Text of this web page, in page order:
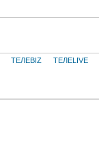
ТЕЛЕBIZ ТЕЛЕLIVE